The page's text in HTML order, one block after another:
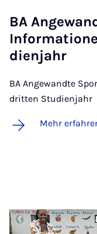
BA
dien­jahr
BA Angewandte
dritten Studienjahr
Mehr